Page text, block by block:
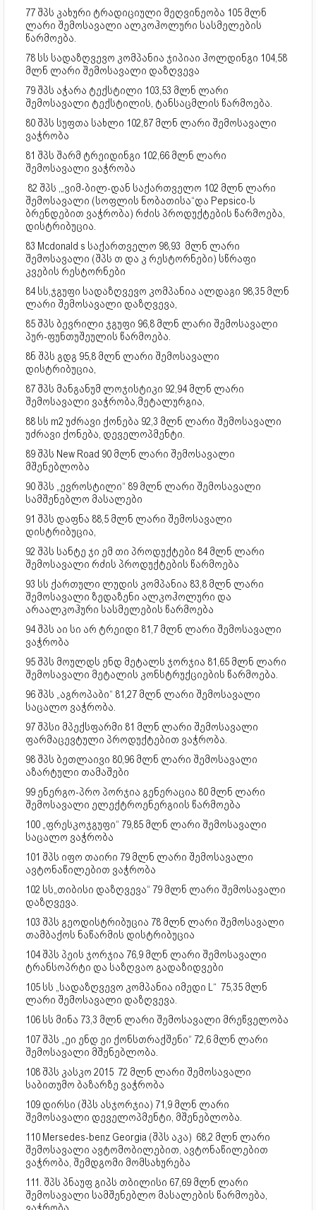
77 შპს კახური ტრადიციული მეღვინეობა 105 მლნ
ლარი შემოსავალი ალკოჰოლური სასმელების
წარმოება.
78 სს სადაზღვევო კომპანია ჯიპიაი ჰოლდინგი 104,58
მლნ ლარი შემოსავალი დაზღვევა
79 შპს აჭარა ტექსტილი 103,53 მლნ ლარი
შემოსავალი ტექსტილის, ტანსაცმლის წარმოება.
80 შპს სუფთა სახლი 102,87 მლნ ლარი შემოსავალი
ვაჭრობა
81 შპს შარმ ტრეიდინგი 102,66 მლნ ლარი
შემოსავალი ვაჭრობა
82 შპს ,„ვიმ-ბილ-დან საქართველო 102 მლნ ლარი
შემოსავალი (სოფლის ნობათისა“და Pepsico-ს
ბრენდებით ვაჭრობა) რძის პროდუქტების წარმოება,
დისტრიბუცია.
83 Mcdonald s საქართველო 98,93 მლნ ლარი
შემოსავალი (შპს თ და კ რესტორნები) სწრაფი
კვების რესტორნები
84 სს,ჯგუფი სადაზღვევო კომპანია ალდაგი 98,35 მლნ
ლარი შემოსავალი დაზღვევა,
85 შპს ბევრილი ჯგუფი 96,8 მლნ ლარი შემოსავალი
პურ-ფუნთუშეულის წარმოება.
8ნ შპს გდგ 95,8 მლნ ლარი შემოსავალი
დისტრიბუცია,
87 შპს მანგანუმ ლოჯისტიკი 92,94 მლნ ლარი
შემოსავალი ვაჭრობა,მეტალურგია,
88 სს m2 უძრავი ქონება 92,3 მლნ ლარი შემოსავალი
უძრავი ქონება, დეველოპმენტი.
89 შპს New Road 90 მლნ ლარი შემოსავალი
მშენებლობა
90 შპს „ევროსტილი“ 89 მლნ ლარი შემოსავალი
სამშენებლო მასალები
91 შპს დაფნა 88,5 მლნ ლარი შემოსავალი
დისტრიბუცია,
92 შპს სანტე ჯი ემ თი პროდუქტები 84 მლნ ლარი
შემოსავალი რძის პროდუქტების წარმოება
93 სს ქართული ლუდის კომპანია 83,8 მლნ ლარი
შემოსავალი ზედაზენი ალკოჰოლური და
არაალკოჰური სასმელების წარმოება
94 შპს აი სი არ ტრეიდი 81,7 მლნ ლარი შემოსავალი
ვაჭრობა
95 შპს მოულდს ენდ მეტალს ჯორჯია 81,65 მლნ ლარი
შემოსავალი მეტალის კონსტრუქციების წარმოება.
96 შპს „აგროპაბი“ 81,27 მლნ ლარი შემოსავალი
საცალო ვაჭრობა.
97 შპსი მპექსფარმი 81 მლნ ლარი შემოსავალი
ფარმაცევტული პროდუქტებით ვაჭრობა.
98 შპს ბეთლაივი 80,96 მლნ ლარი შემოსავალი
აზარტული თამაშები
99 ენერგო-პრო პორჯია გენერაცია 80 მლნ ლარი
შემოსავალი ელექტროენერგიის წარმოება
100 „ფრესკოჯგუფი“ 79,85 მლნ ლარი შემოსავალი
საცალო ვაჭრობა
101 შპს იფო თაირი 79 მლნ ლარი შემოსავალი
ავტონაწილებით ვაჭრობა
102 სს„თიბისი დაზღვევა“ 79 მლნ ლარი შემოსავალი
დაზღვევა.
103 შპს გეოდისტრიბუცია 78 მლნ ლარი შემოსავალი
თამბაქოს ნაწარმის დისტრიბუცია
104 შპს პეის ჯორჯია 76,9 მლნ ლარი შემოსავალი
ტრანსოპრტი და საზღვაო გადაზიდვები
105 სს „სადაზღვევო კომპანია იმედი L“ 75,35 მლნ
ლარი შემოსავალი დაზღვევა.
106 სს მინა 73,3 მლნ ლარი შემოსავალი მრეწველობა
107 შპს „ეი ენდ ეი ქონსთრაქშენი“ 72,6 მლნ ლარი
შემოსავალი მშენებლობა.
108 შპს კასკო 2015 72 მლნ ლარი შემოსავალი
საბითუმო ბაზარზე ვაჭრობა
109 დირსი (შპს ასჯორჯია) 71,9 მლნ ლარი
შემოსავალი დეველოპმენტი, მშენებლობა.
110 Mersedes-benz Georgia (შპს აკა) 68,2 მლნ ლარი
შემოსავალი ავტომობილებით, ავტონაწილებით
ვაჭრობა, შემდგომი მომსახურება
111. შპს პნაუფ გიპს თბილისი 67,69 მლნ ლარი
შემოსავალი სამშენებლო მასალების წარმოება,